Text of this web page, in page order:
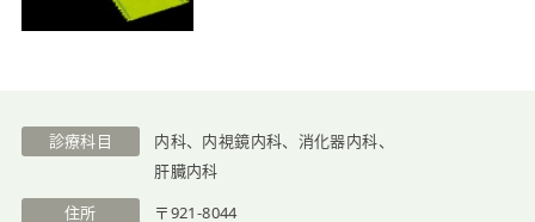
医院紹介
診療科目
内科、内視鏡内科、消化器内科、
肝臓内科
住所
〒921-8044